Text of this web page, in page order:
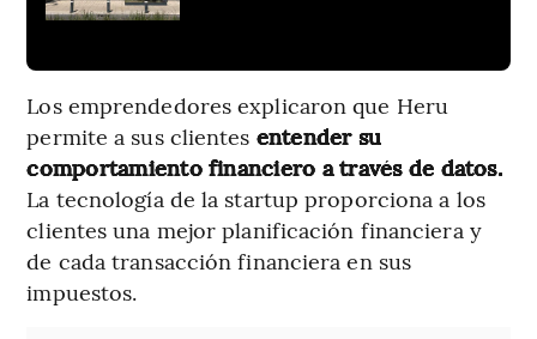
Los emprendedores explicaron que Heru
permite a sus clientes entender su
comportamiento financiero a través de datos.
La tecnología de la startup proporciona a los
clientes una mejor planificación financiera y
de cada transacción financiera en sus
impuestos.